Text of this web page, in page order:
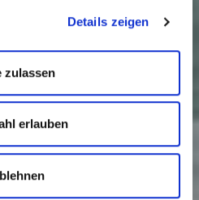
Details zeigen
zulassen
erlauben